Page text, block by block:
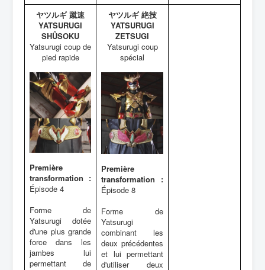
ヤツルギ 蹴速
YATSURUGI
SHÛSOKU
Yatsurugi coup de
pied rapide
Première
transformation :
Épisode 4
Forme de
Yatsurugi dotée
d'une plus grande
force dans les
jambes lui
permettant de
ヤツルギ 絶技
YATSURUGI
ZETSUGI
Yatsurugi coup
spécial
Première
transformation :
Épisode 8
Forme de
Yatsurugi
combinant les
deux précédentes
et lui permettant
d'utiliser deux